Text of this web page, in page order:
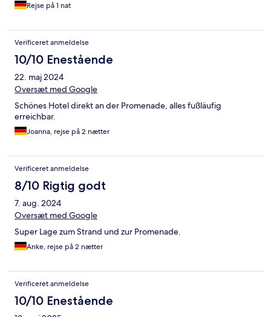
Rejse på 1 nat
Verificeret anmeldelse
10/10 Enestående
22. maj 2024
Oversæt med Google
Schönes Hotel direkt an der Promenade, alles fußläufig
erreichbar.
Joanna, rejse på 2 nætter
Verificeret anmeldelse
8/10 Rigtig godt
7. aug. 2024
Oversæt med Google
Super Lage zum Strand und zur Promenade.
Anke, rejse på 2 nætter
Verificeret anmeldelse
10/10 Enestående